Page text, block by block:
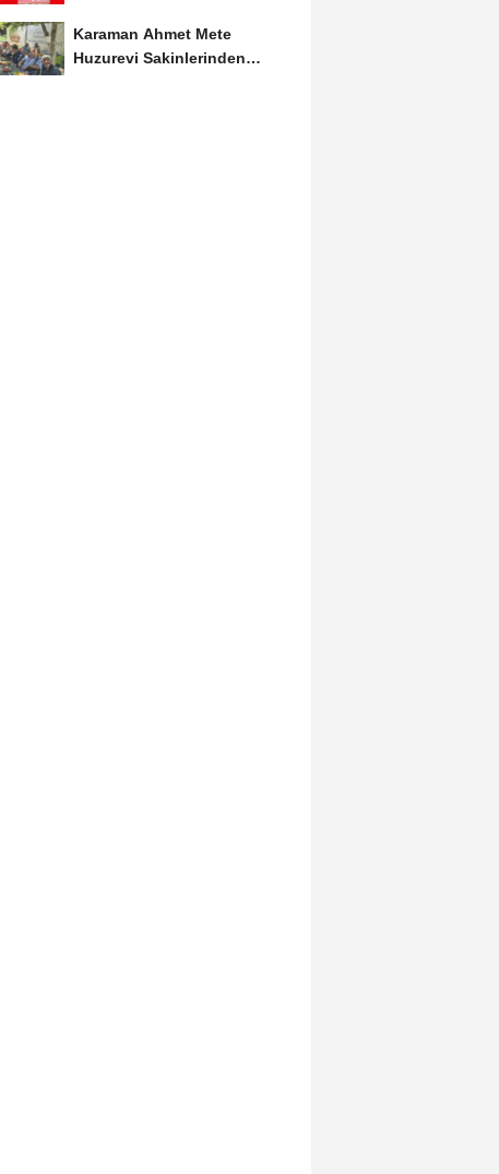
Karaman Ahmet Mete
Huzurevi Sakinlerinden